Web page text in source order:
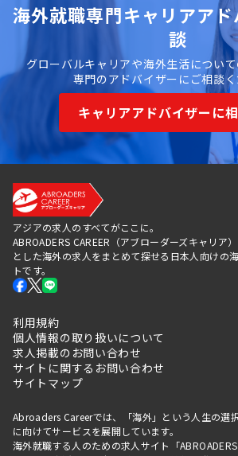
海外就職専門キャリアア
談
グローバルキャリアや海外生活について
専門のアドバイザーにご相談く
キャリアアドバイザーに
アジアの求人のすべてがここに。
ABROADERS CAREER（アブローダーズキャリア
とした海外の求人をまとめて探せる日本人向けの
トです。
利用規約
個人情報の取り扱いについて
求人掲載のお問い合わせ
サイトに関するお問い合わせ
サイトマップ
Abroaders Careerでは、「海外」という人生の選
に向けてサービスを展開しています。
海外就職する人のための求人サイト「ABROADERS